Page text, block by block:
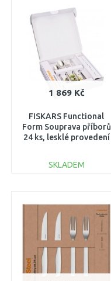
1 869 Kč
FISKARS Functional
Form Souprava příborů
24 ks, lesklé provedení
SKLADEM
Porovnat